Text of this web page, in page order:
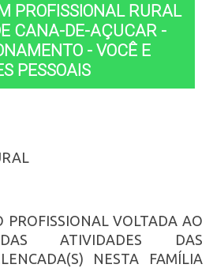
PROFISSIONAL RURAL
CANA-DE-AÇUCAR -
- VOCÊ E
PESSOAIS
PROFISSIONAL VOLTADA AO
DAS ATIVIDADES DAS
NESTA FAMÍLIA